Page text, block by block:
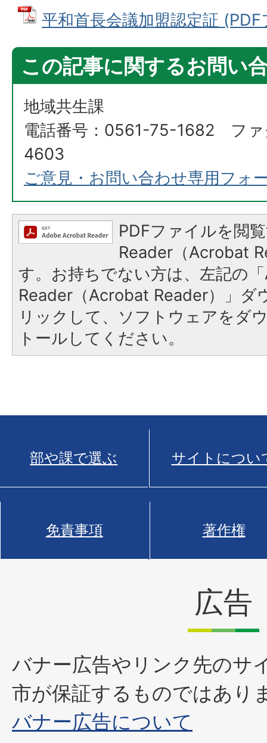
平和首長会議加盟認定証
この記事に関するお問い
地域共生課
電話番号：0561-75-1682 フ
4603
ご意見・お問い合わせ専用フォ
PDFファイルを閲
Reader（Acrobat
す。お持ちでない方は、左記の
Reader（Acrobat Reader）」ダ
リックして、ソフトウェアをダ
トールしてください。
部や課で選ぶ サイトについ
免責事項 著作権
広告
バナー広告やリンク先のサ
市が保証するものではあり
バナー広告について